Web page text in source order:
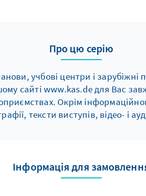
Про цю серію
учбові центри і
сайті www.kas.de для Вас
Окрім
тексти виступів, відео- і
Інформація для